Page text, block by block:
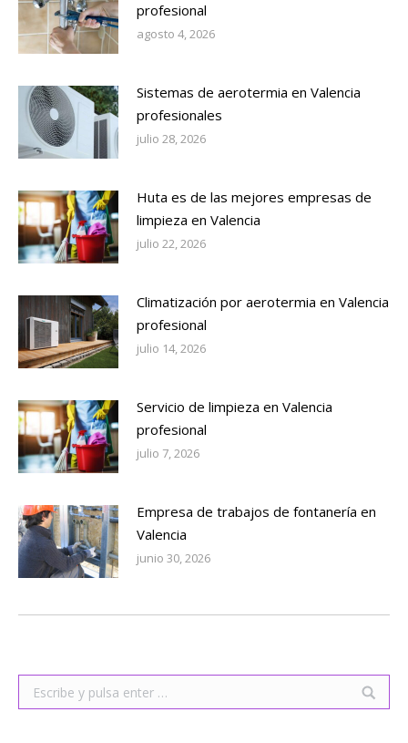
profesional
agosto 4, 2026
Sistemas de aerotermia en Valencia
profesionales
julio 28, 2026
Huta es de las mejores empresas de
limpieza en Valencia
julio 22, 2026
Climatización por aerotermia en Valencia
profesional
julio 14, 2026
Servicio de limpieza en Valencia
profesional
julio 7, 2026
Empresa de trabajos de fontanería en
Valencia
junio 30, 2026
Buscar: